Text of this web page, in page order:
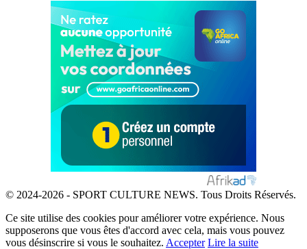
© 2024-2026 - SPORT CULTURE NEWS. Tous Droits Réservés.
Ce site utilise des cookies pour améliorer votre expérience. Nous
supposerons que vous êtes d'accord avec cela, mais vous pouvez
vous désinscrire si vous le souhaitez. Accepter Lire la suite